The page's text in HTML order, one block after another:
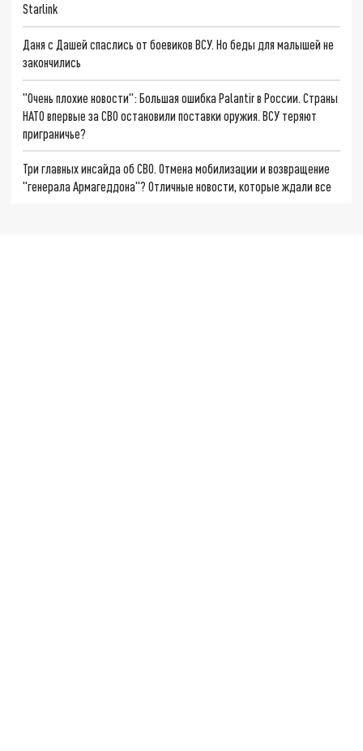
Starlink
Даня с Дашей спаслись от боевиков ВСУ. Но беды для малышей не
закончились
"Очень плохие новости": Большая ошибка Palantir в России. Страны
НАТО впервые за СВО остановили поставки оружия. ВСУ теряют
приграничье?
Три главных инсайда об СВО. Отмена мобилизации и возвращение
"генерала Армагеддона"? Отличные новости, которые ждали все